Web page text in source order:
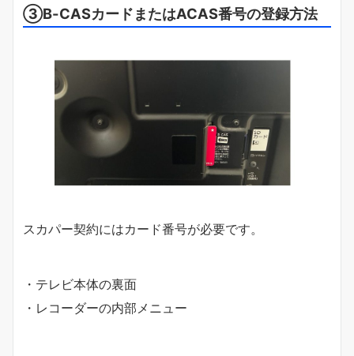
③B-CASカードまたはACAS番号の登録方法
スカパー契約にはカード番号が必要です。
・テレビ本体の裏面
・レコーダーの内部メニュー